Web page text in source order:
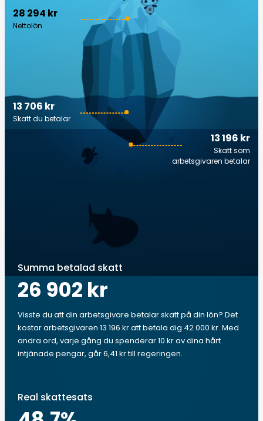
28 294 kr
Nettolön
13 196 kr
Skatt som
arbetsgivaren betalar
13 706 kr
Skatt du betalar
Summa betalad skatt
26 902 kr
Visste du att din arbetsgivare betalar skatt på din lön? Det
kostar arbetsgivaren 13 196 kr att betala dig 42 000 kr. Med
andra ord, varje gång du spenderar 10 kr av dina hårt
intjänade pengar, går 6,41 kr till regeringen.
Real skattesats